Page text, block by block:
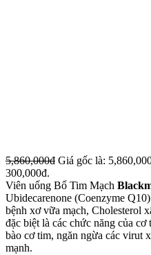
5,860,000đ Giá gốc là:
300,000đ.
Viên uống Bổ Tim Mạch
Ubidecarenone (Coenzyme
bệnh xơ vữa mạch, Cholesterol
đặc biệt là các chức năng của
bào cơ tim, ngăn ngừa các virut
mạnh.